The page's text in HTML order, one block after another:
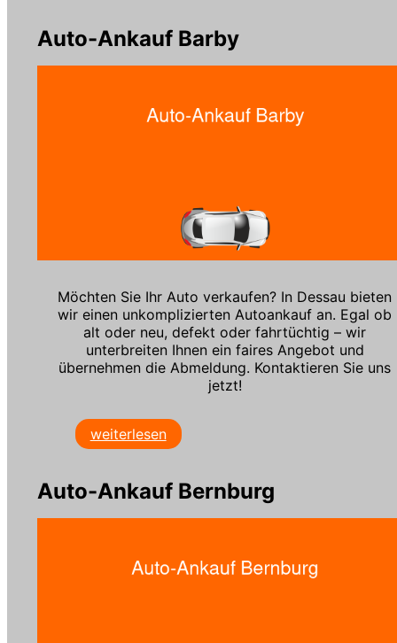
Auto-Ankauf Barby
Möchten Sie Ihr Auto verkaufen? In Dessau bieten
wir einen unkomplizierten Autoankauf an. Egal ob
alt oder neu, defekt oder fahrtüchtig – wir
unterbreiten Ihnen ein faires Angebot und
übernehmen die Abmeldung. Kontaktieren Sie uns
jetzt!
weiterlesen
Auto-Ankauf Bernburg